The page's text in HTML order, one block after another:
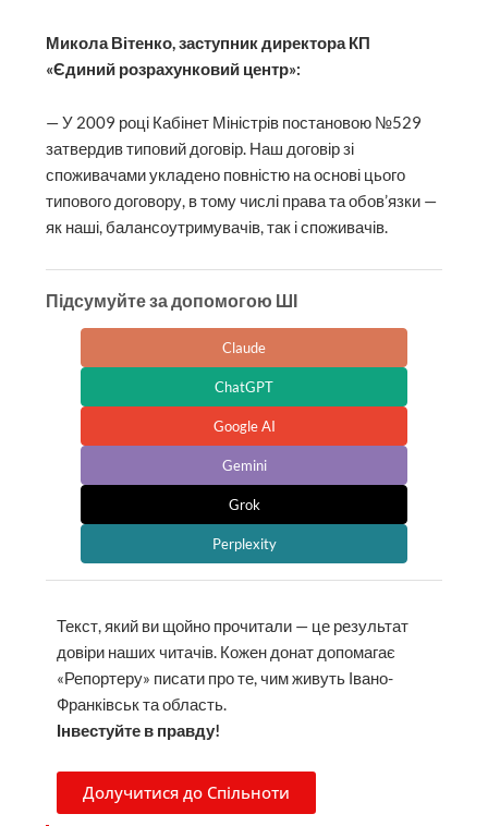
Микола Вітенко, заступник директора КП
«Єдиний розрахунковий центр»:
— У 2009 році Кабінет Міністрів постановою №529
затвердив типовий договір. Наш договір зі
споживачами укладено повністю на основі цього
типового договору, в тому числі права та обов’язки —
як наші, балансоутримувачів, так і споживачів.
Підсумуйте за допомогою ШІ
Claude
ChatGPT
Google AI
Gemini
Grok
Perplexity
Текст, який ви щойно прочитали — це результат
довіри наших читачів. Кожен донат допомагає
«Репортеру» писати про те, чим живуть Івано-
Франківськ та область.
Інвестуйте в правду!
Долучитися до Спільноти